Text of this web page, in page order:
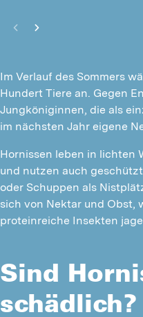
Im Verlauf des Sommers
Hundert Tiere an. Gegen
Jungköniginnen, die als
im nächsten Jahr eigene
Hornissen leben in lichten
und nutzen auch
oder Schuppen als
sich von Nektar und Obst,
proteinreiche Insekten
Sind
schädlich?